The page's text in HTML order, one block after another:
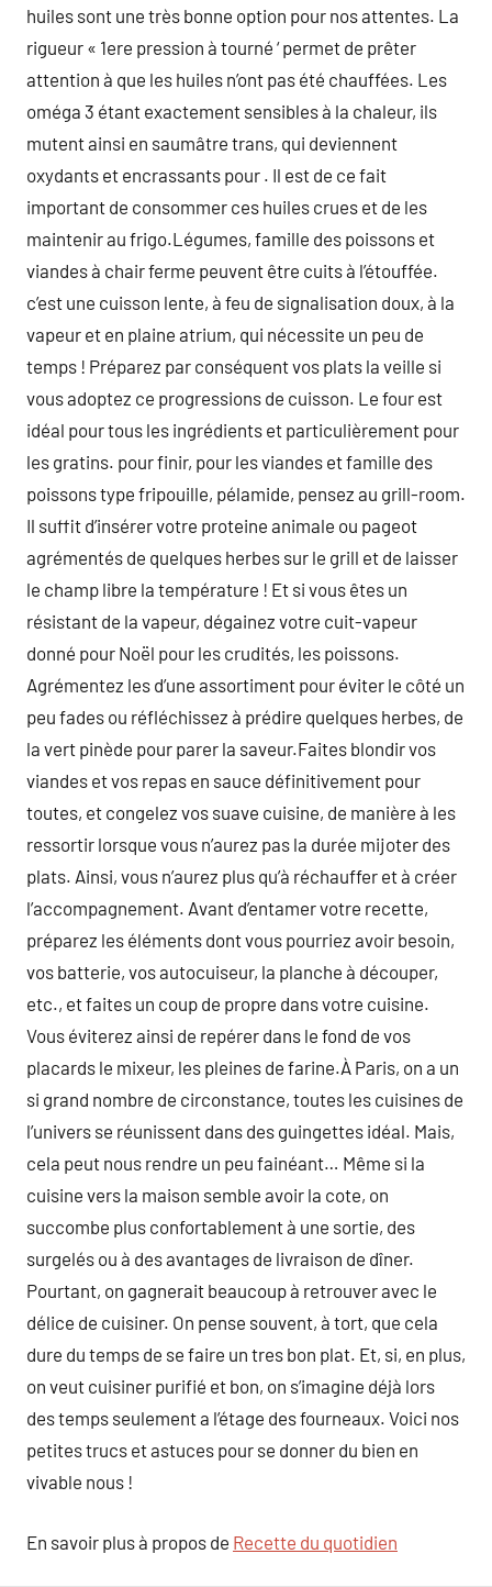
huiles sont une très bonne option pour nos attentes. La
rigueur « 1ere pression à tourné ‘ permet de prêter
attention à que les huiles n’ont pas été chauffées. Les
oméga 3 étant exactement sensibles à la chaleur, ils
mutent ainsi en saumâtre trans, qui deviennent
oxydants et encrassants pour . Il est de ce fait
important de consommer ces huiles crues et de les
maintenir au frigo.Légumes, famille des poissons et
viandes à chair ferme peuvent être cuits à l’étouffée.
c’est une cuisson lente, à feu de signalisation doux, à la
vapeur et en plaine atrium, qui nécessite un peu de
temps ! Préparez par conséquent vos plats la veille si
vous adoptez ce progressions de cuisson. Le four est
idéal pour tous les ingrédients et particulièrement pour
les gratins. pour finir, pour les viandes et famille des
poissons type fripouille, pélamide, pensez au grill-room.
Il suffit d’insérer votre proteine animale ou pageot
agrémentés de quelques herbes sur le grill et de laisser
le champ libre la température ! Et si vous êtes un
résistant de la vapeur, dégainez votre cuit-vapeur
donné pour Noël pour les crudités, les poissons.
Agrémentez les d’une assortiment pour éviter le côté un
peu fades ou réfléchissez à prédire quelques herbes, de
la vert pinède pour parer la saveur.Faites blondir vos
viandes et vos repas en sauce définitivement pour
toutes, et congelez vos suave cuisine, de manière à les
ressortir lorsque vous n’aurez pas la durée mijoter des
plats. Ainsi, vous n’aurez plus qu’à réchauffer et à créer
l’accompagnement. Avant d’entamer votre recette,
préparez les éléments dont vous pourriez avoir besoin,
vos batterie, vos autocuiseur, la planche à découper,
etc., et faites un coup de propre dans votre cuisine.
Vous éviterez ainsi de repérer dans le fond de vos
placards le mixeur, les pleines de farine.À Paris, on a un
si grand nombre de circonstance, toutes les cuisines de
l’univers se réunissent dans des guingettes idéal. Mais,
cela peut nous rendre un peu fainéant… Même si la
cuisine vers la maison semble avoir la cote, on
succombe plus confortablement à une sortie, des
surgelés ou à des avantages de livraison de dîner.
Pourtant, on gagnerait beaucoup à retrouver avec le
délice de cuisiner. On pense souvent, à tort, que cela
dure du temps de se faire un tres bon plat. Et, si, en plus,
on veut cuisiner purifié et bon, on s’imagine déjà lors
des temps seulement a l’étage des fourneaux. Voici nos
petites trucs et astuces pour se donner du bien en
vivable nous !
En savoir plus à propos de Recette du quotidien